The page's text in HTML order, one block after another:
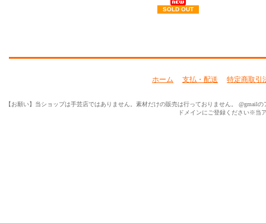
SOLD OUT
ホーム 支払・配送 特定商取引
【お願い】当ショップは手芸店ではありません。素材だけの販売は行っておりません。 @gmail
ドメインにご登録ください※当